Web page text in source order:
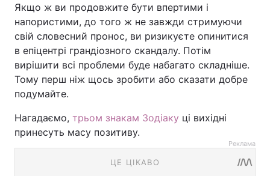
Якщо ж ви продовжите бути впертими і
напористими, до того ж не завжди стримуючи
свій словесний пронос, ви ризикуєте опинитися
в епіцентрі грандіозного скандалу. Потім
вирішити всі проблеми буде набагато складніше.
Тому перш ніж щось зробити або сказати добре
подумайте.
Нагадаємо, трьом знакам Зодіаку ці вихідні
принесуть масу позитиву.
Реклама